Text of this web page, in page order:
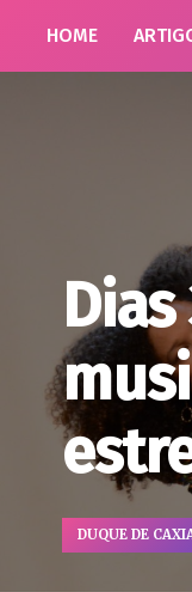
HOME
DUQUE DE